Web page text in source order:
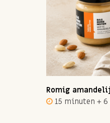
Romig
15 minuten +